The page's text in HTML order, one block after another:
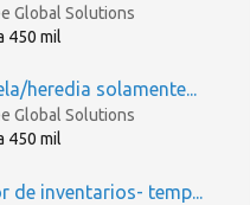
Global Solutions
450 mil
heredia solamente...
Global Solutions
450 mil
de inventarios- temp...